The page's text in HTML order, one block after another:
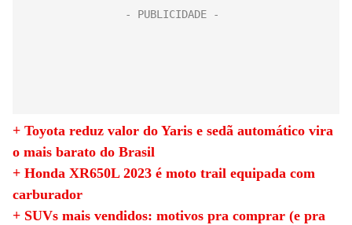
+ Toyota reduz valor do Yaris e sedã automático vira
o mais barato do Brasil
+ Honda XR650L 2023 é moto trail equipada com
carburador
+ SUVs mais vendidos: motivos pra comprar (e pra